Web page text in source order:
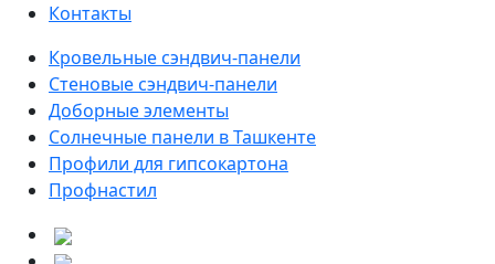
Контакты
Кровельные сэндвич-панели
Стеновые сэндвич-панели
Доборные элементы
Солнечные панели в Ташкенте
Профили для гипсокартона
Профнастил